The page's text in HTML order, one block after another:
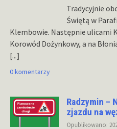
Tradycyjnie
Świętą w
Klembowie. Następnie ulicami
Korowód Dożynkowy, a na
[...]
0 komentarzy
Radzymin –
zjazdu na
Opublikowano: